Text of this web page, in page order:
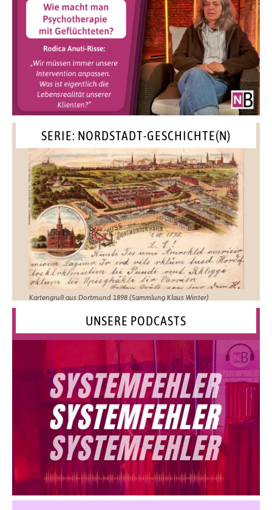
SERIE: NORDSTADT-GESCHICHTE(N)
Kartengruß aus Dortmund 1898 (Sammlung Klaus Winter)
UNSERE PODCASTS